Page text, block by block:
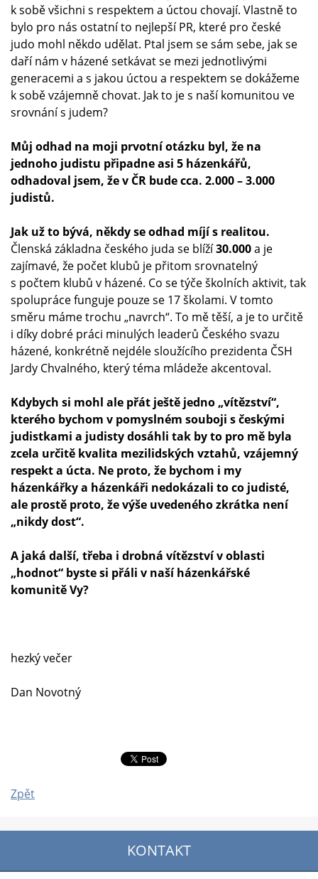
k sobě všichni s respektem a úctou chovají. Vlastně to
bylo pro nás ostatní to nejlepší PR, které pro české
judo mohl někdo udělat. Ptal jsem se sám sebe, jak se
daří nám v házené setkávat se mezi jednotlivými
generacemi a s jakou úctou a respektem se dokážeme
k sobě vzájemně chovat. Jak to je s naší komunitou ve
srovnání s judem?
Můj odhad na moji prvotní otázku byl, že na
jednoho judistu připadne asi 5 házenkářů,
odhadoval jsem, že v ČR bude cca. 2.000 – 3.000
judistů.
Jak už to bývá, někdy se odhad míjí s realitou.
Členská základna českého juda se blíží30.000a je
zajímavé, že počet klubů je přitom srovnatelný
s počtem klubů v házené. Co se týče školních aktivit, tak
spolupráce funguje pouze se 17 školami. V tomto
směru máme trochu „navrch“. To mě těší, a je to určitě
i díky dobré práci minulých leaderů Českého svazu
házené, konkrétně nejdéle sloužícího prezidenta ČSH
Jardy Chvalného, který téma mládeže akcentoval.
Kdybych si mohl ale přát ještě jedno „vítězství“,
kterého bychom v pomyslném souboji s českými
judistkami a judisty dosáhli tak by to pro mě byla
zcela určitě kvalita mezilidských vztahů, vzájemný
respekt a úcta. Ne proto, že bychom i my
házenkářky a házenkáři nedokázali to co judisté,
ale prostě proto, že výše uvedeného zkrátka není
„nikdy dost“.
A jaká další, třeba i drobná vítězství v oblasti
„hodnot“ byste si přáli v naší házenkářské
komunitě Vy?
hezký večer
Dan Novotný
Zpět
KONTAKT